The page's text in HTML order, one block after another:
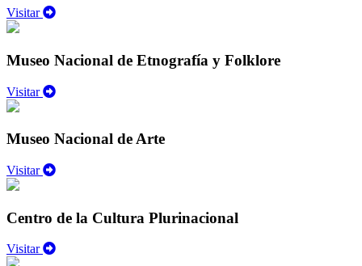
Visitar
Museo Nacional de Etnografía y Folklore
Visitar
Museo Nacional de Arte
Visitar
Centro de la Cultura Plurinacional
Visitar